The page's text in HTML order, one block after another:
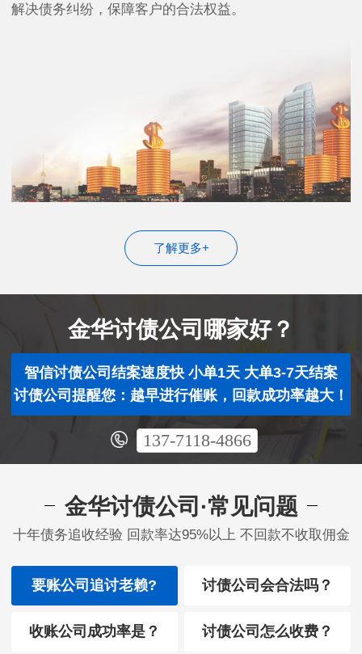
解决债务纠纷，保障客户的合法权益。
了解更多+
金华讨债公司哪家好？
智信讨债公司结案速度快 小单1天 大单3-7天结案
讨债公司提醒您：越早进行催账，回款成功率越大！
137-7118-4866
金华讨债公司·常见问题
十年债务追收经验 回款率达95%以上 不回款不收取佣金
要账公司追讨老赖? 讨债公司会合法吗？
收账公司成功率是？ 讨债公司怎么收费？